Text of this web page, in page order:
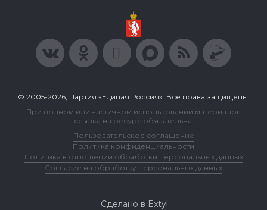
© 2005-2026, Партия «Единая Россия». Все права защищены.
При полном или частичном использовании материалов
ссылка на ресурс обязательна.
Пользовательское соглашение
Политика конфиденциальности
Политика в отношении обработки персональных данных
Согласие на обработку персональных данных
Сделано в Extyl